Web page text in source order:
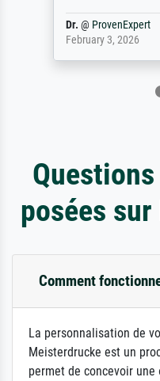
Dr. @ ProvenExpert
February 3, 2026
posées
Comment
La personnalisation de
Meisterdrucke est un
permet de concevoir